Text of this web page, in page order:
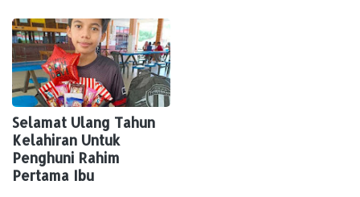
Selamat Ulang Tahun
Kelahiran Untuk
Penghuni Rahim
Pertama Ibu